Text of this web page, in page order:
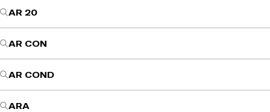
AR 20
AR CON
AR COND
ARA